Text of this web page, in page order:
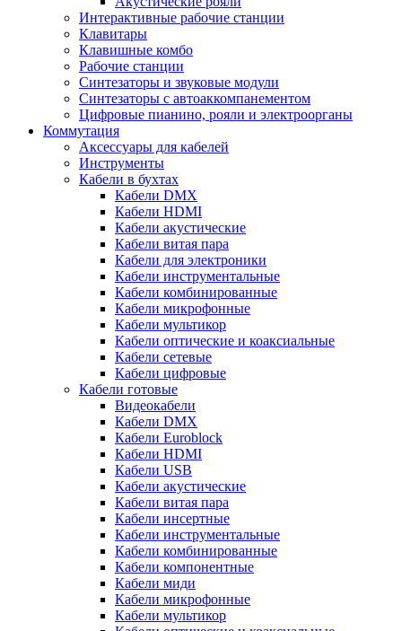
Интерактивные рабочие станции
Клавитары
Клавишные комбо
Рабочие станции
Синтезаторы и звуковые модули
Синтезаторы с автоаккомпанементом
Цифровые пианино, рояли и электроорганы
Коммутация
Аксессуары для кабелей
Инструменты
Кабели в бухтах
Кабели DMX
Кабели HDMI
Кабели акустические
Кабели витая пара
Кабели для электроники
Кабели инструментальные
Кабели комбинированные
Кабели микрофонные
Кабели мультикор
Кабели оптические и коаксиальные
Кабели сетевые
Кабели цифровые
Кабели готовые
Видеокабели
Кабели DMX
Кабели Euroblock
Кабели HDMI
Кабели USB
Кабели акустические
Кабели витая пара
Кабели инсертные
Кабели инструментальные
Кабели комбинированные
Кабели компонентные
Кабели миди
Кабели микрофонные
Кабели мультикор